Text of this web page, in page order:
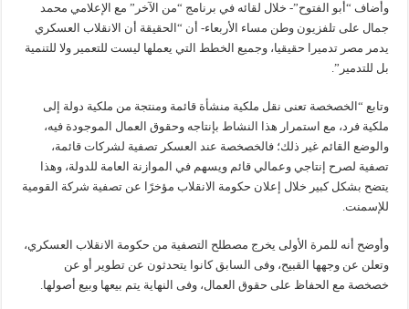
وأضاف “أبو الفتوح”- خلال لقائه في برنامج “من الآخر” مع الإعلامي محمد
جمال على تلفزيون وطن مساء الأربعاء- أن “الحقيقة أن الانقلاب العسكري
يدمر مصر تدميرا حقيقيا، وجميع الخطط التي يعملها ليست للتعمير ولا للتنمية
بل للتدمير”.
وتابع “الخصخصة تعنى نقل ملكية منشأة قائمة ومنتجة من ملكية دولة إلى
ملكية فرد، مع استمرار هذا النشاط بإنتاجه وحقوق العمال الموجودة فيه،
والوضع القائم غير ذلك؛ فالخصخصة عند العسكر تصفية لشركات قائمة،
تصفية لصرح إنتاجي وعمالي قائم ويسهم في الموازنة العامة للدولة، وهذا
يتضح بشكل كبير خلال إعلان حكومة الانقلاب مؤخرًا عن تصفية شركة القومية
للإسمنت.
وأوضح أنه للمرة الأولى يخرج مصطلح التصفية من حكومة الانقلاب العسكري،
وتعلن عن وجهها القبيح، وفى السابق كانوا يتحدثون عن تطوير أو عن
خصخصة مع الحفاظ على حقوق العمال، وفى النهاية يتم بيعها وبيع أصولها.